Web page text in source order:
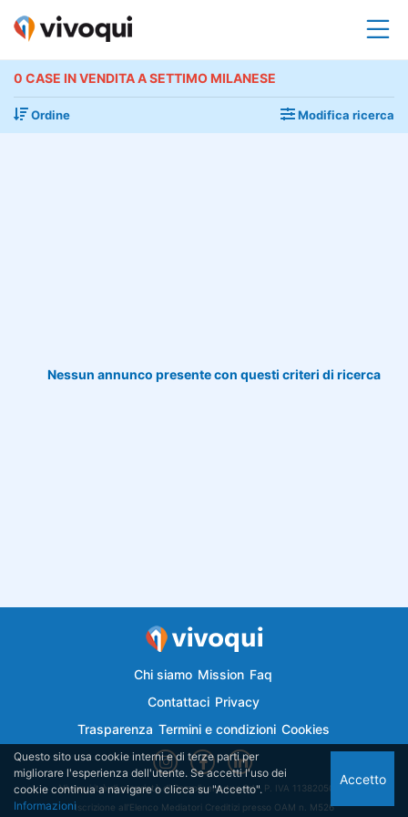
0 CASE IN VENDITA A SETTIMO MILANESE
Ordine Modifica ricerca
Nessun annunco presente con questi criteri di ricerca
Chi siamo Mission Faq
Contattaci Privacy
Trasparenza Termini e condizioni Cookies
Vivoqui.it è di proprietà di Semplicemutuo Srl - P. IVA 11382050018
Iscrizione all'Elenco Mediatori Creditizi presso OAM n. M526
Questo sito usa cookie interni e di terze parti per
migliorare l'esperienza dell'utente. Se accetti l'uso dei
cookie continua a navigare o clicca su "Accetto".
Informazioni
Accetto